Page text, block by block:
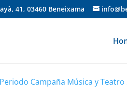
41, 03460 Beneixama
Campaña Música y Teatro